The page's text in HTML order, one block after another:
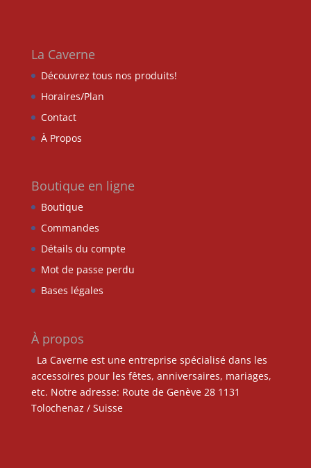
La Caverne
Découvrez tous nos produits!
Horaires/Plan
Contact
À Propos
Boutique en ligne
Boutique
Commandes
Détails du compte
Mot de passe perdu
Bases légales
À propos
La Caverne est une entreprise spécialisé dans les
accessoires pour les fêtes, anniversaires, mariages,
etc. Notre adresse: Route de Genève 28 1131
Tolochenaz / Suisse